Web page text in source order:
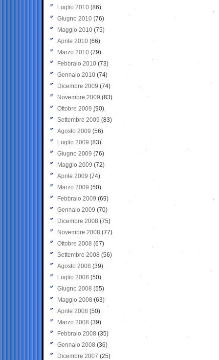
Luglio 2010 (86)
Giugno 2010 (76)
Maggio 2010 (75)
Aprile 2010 (66)
Marzo 2010 (79)
Febbraio 2010 (73)
Gennaio 2010 (74)
Dicembre 2009 (74)
Novembre 2009 (83)
Ottobre 2009 (90)
Settembre 2009 (83)
Agosto 2009 (56)
Luglio 2009 (83)
Giugno 2009 (76)
Maggio 2009 (72)
Aprile 2009 (74)
Marzo 2009 (50)
Febbraio 2009 (69)
Gennaio 2009 (70)
Dicembre 2008 (75)
Novembre 2008 (77)
Ottobre 2008 (67)
Settembre 2008 (56)
Agosto 2008 (39)
Luglio 2008 (50)
Giugno 2008 (55)
Maggio 2008(63)
Aprile 2008 (50)
Marzo 2008 (39)
Febbraio 2008 (35)
Gennaio 2008 (36)
Dicembre 2007 (25)